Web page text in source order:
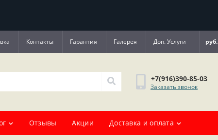
Контакты Гарантия Галерея Доп. Услуги руб.
+7(916)390-85-03
Заказать звонок
Отзывы Акции Доставка и оплата